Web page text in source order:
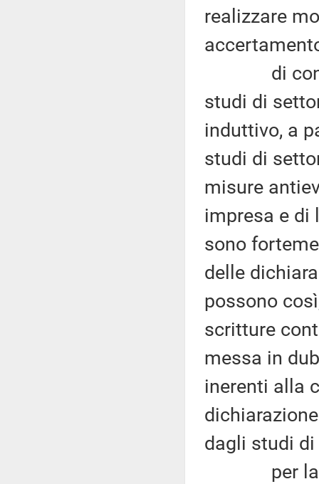
realizzare
di contro
studi di
induttivo, a
studi di
misure
impresa e di
sono
delle
possono
scritture
messa in
inerenti alla
dagli studi di
per la